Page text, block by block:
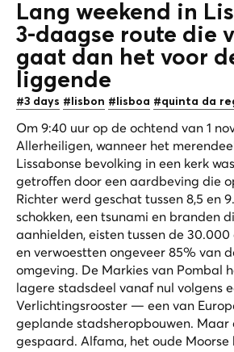
Lang weekend in
3-daagse route die
gaat dan het voor
liggende
#3 days #lisbon #lisboa #quinta da
Om 9:40 uur op de ochtend van 1
Allerheiligen, wanneer het
Lissabonse bevolking in een kerk
getroffen door een aardbeving die
Richter werd geschat tussen 8,5 en
schokken, een tsunami en branden
aanhielden, eisten tussen de
en verwoestten ongeveer 85% van
omgeving. De Markies van Pombal
lagere stadsdeel vanaf nul volgens
Verlichtingsrooster — een van
geplande stadsheropbouwen. Maar
gespaard. Alfama, het oude